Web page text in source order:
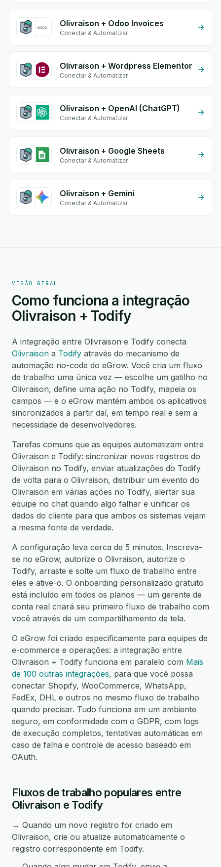
Olivraison + Odoo Invoices
Conectar & Automatizar
Olivraison + Wordpress Elementor
Conectar & Automatizar
Olivraison + OpenAI (ChatGPT)
Conectar & Automatizar
Olivraison + Google Sheets
Conectar & Automatizar
Olivraison + Gemini
Conectar & Automatizar
VISÃO GERAL
Como funciona a integração
Olivraison + Todify
A integração entre Olivraison e Todify conecta
Olivraison a Todify através do mecanismo de
automação no-code do eGrow. Você cria um fluxo
de trabalho uma única vez — escolhe um gatilho no
Olivraison, define uma ação no Todify, mapeia os
campos — e o eGrow mantém ambos os aplicativos
sincronizados a partir daí, em tempo real e sem a
necessidade de desenvolvedores.
Tarefas comuns que as equipes automatizam entre
Olivraison e Todify: sincronizar novos registros do
Olivraison no Todify, enviar atualizações do Todify
de volta para o Olivraison, distribuir um evento do
Olivraison em várias ações no Todify, alertar sua
equipe no chat quando algo falhar e unificar os
dados do cliente para que ambos os sistemas vejam
a mesma fonte de verdade.
A configuração leva cerca de 5 minutos. Inscreva-
se no eGrow, autorize o Olivraison, autorize o
Todify, arraste e solte um fluxo de trabalho entre
eles e ative-o. O onboarding personalizado gratuito
está incluído em todos os planos — um gerente de
conta real criará seu primeiro fluxo de trabalho com
você através de um compartilhamento de tela.
O eGrow foi criado especificamente para equipes de
e-commerce e operações: a integração entre
Olivraison + Todify funciona em paralelo com Mais
de 100 outras integrações, para que você possa
conectar Shopify, WooCommerce, WhatsApp,
FedEx, DHL e outros no mesmo fluxo de trabalho
quando precisar. Tudo funciona em um ambiente
seguro, em conformidade com o GDPR, com logs
de execução completos, tentativas automáticas em
caso de falha e controle de acesso baseado em
OAuth.
Fluxos de trabalho populares entre
Olivraison e Todify
→ Quando um novo registro for criado em
Olivraison, crie ou atualize automaticamente o
registro correspondente em Todify.